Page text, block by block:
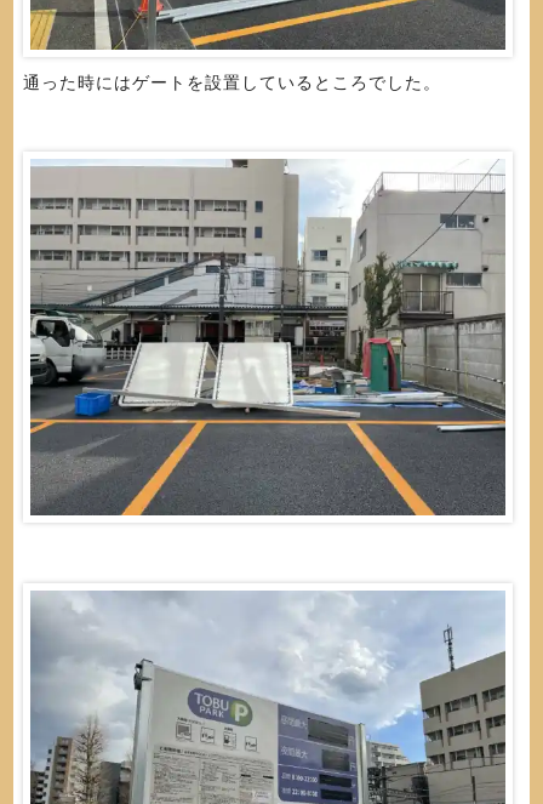
通った時にはゲートを設置しているところでした。